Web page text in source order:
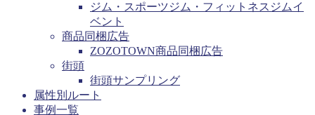
ジム・スポーツジム・フィットネスジムイ
ベント
商品同梱広告
ZOZOTOWN商品同梱広告
街頭
街頭サンプリング
属性別ルート
事例一覧